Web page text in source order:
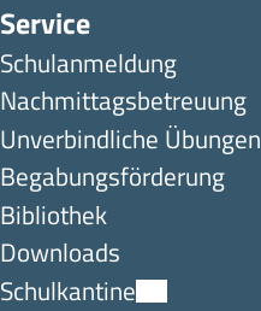
Service
Schulanmeldung
Nachmittagsbetreuung
Unverbindliche Übungen
Begabungsförderung
Bibliothek
Downloads
Schulkantine